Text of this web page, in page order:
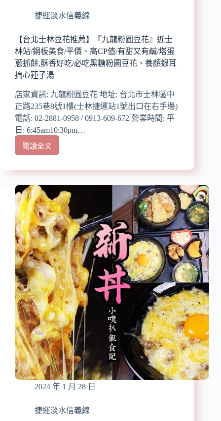
級
顏
值
法
式
甜
點/
網
美
咖
啡
嚴
頂
原
料,
製
作
夢
幻
手
作
甜
點/
下
午
茶
甜
點
必
吃
捷運淡水信義線
【台北士林豆花推薦】『九龍粉圓豆花』近士
林站/銅板美食/平價、高CP值/有甜又有鹹/塔蛋
蔥抓餅,酥香好吃/必吃黑糖粉圓豆花、養顏銀耳
摘心蓮子湯
店家資訊: 九龍粉圓豆花 地址: 台北市士林區中
正路235巷8號1樓(士林捷運站1號出口在右手邊)
電話: 02-2881-0958 / 0913-609-672 營業時間: 平
日: 6:45am10:30pm…
閱讀全文
【台
士
豆
花
推
薦】
『九
龍
粉
圓
豆
花』
近
士
林
站/
銅
板
美
食/
平
價、
CP
2024 年 1 月 28 日
捷運淡水信義線